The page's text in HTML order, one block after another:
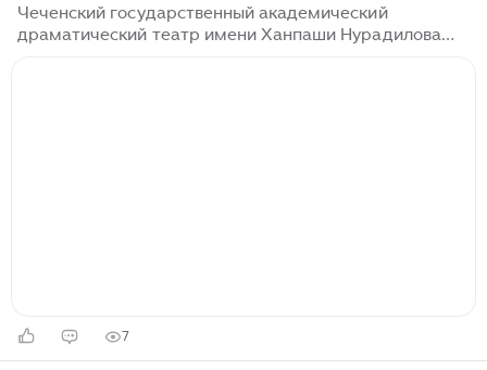
Чеченский государственный академический
драматический театр имени Ханпаши Нурадилова
7